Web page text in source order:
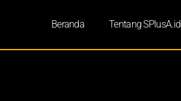
Beranda Tentang SPlusA.id